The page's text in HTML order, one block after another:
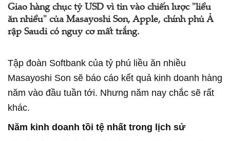
Giao hàng chục tỷ USD vì tin vào chiến lược "liều
ăn nhiều" của Masayoshi Son, Apple, chính phủ Ả
rập Saudi có nguy cơ mất trắng.
Tập đoàn Softbank của tỷ phú liều ăn nhiều
Masayoshi Son sẽ báo cáo kết quả kinh doanh hàng
năm vào đầu tuần tới. Nhưng năm nay chắc sẽ rất
khác.
Năm kinh doanh tồi tệ nhất trong lịch sử